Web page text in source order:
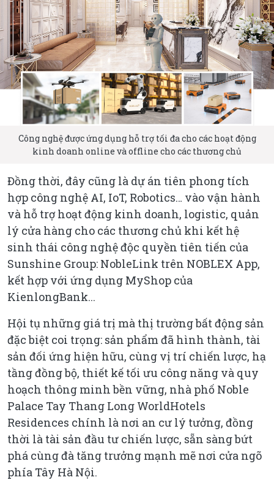
Công nghệ được ứng dụng hỗ trợ tối đa cho các hoạt động
kinh doanh online và offline cho các thương chủ
Đồng thời, đây cũng là dự án tiên phong tích
hợp công nghệ AI, IoT, Robotics… vào vận hành
và hỗ trợ hoạt động kinh doanh, logistic, quản
lý cửa hàng cho các thương chủ khi kết hệ
sinh thái công nghệ độc quyền tiên tiến của
Sunshine Group: NobleLink trên NOBLEX App,
kết hợp với ứng dụng MyShop của
KienlongBank...
Hội tụ những giá trị mà thị trường bất động sản
đặc biệt coi trọng: sản phẩm đã hình thành, tài
sản đối ứng hiện hữu, cùng vị trí chiến lược, hạ
tầng đồng bộ, thiết kế tối ưu công năng và quy
hoạch thông minh bền vững, nhà phố Noble
Palace Tay Thang Long WorldHotels
Residences chính là nơi an cư lý tưởng, đồng
thời là tài sản đầu tư chiến lược, sẵn sàng bứt
phá cùng đà tăng trưởng mạnh mẽ nơi cửa ngõ
phía Tây Hà Nội.